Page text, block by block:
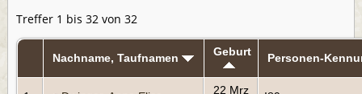
Treffer 1 bis 32 von 32
Nachname, Taufnamen Geburt Personen-
22 Mrz